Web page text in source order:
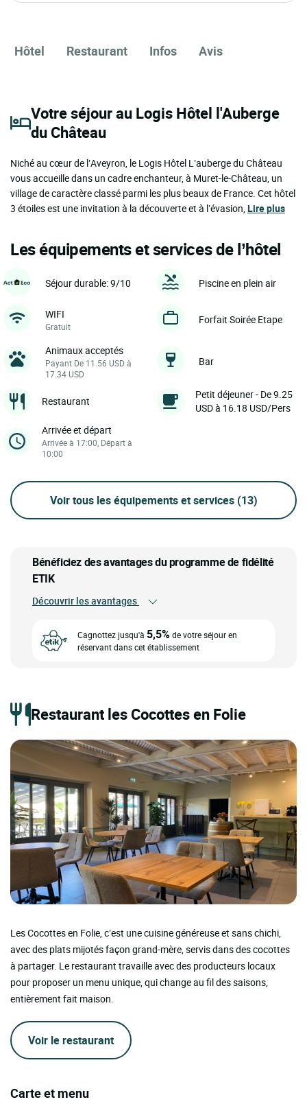
Hôtel Restaurant Infos Avis
Votre séjour au Logis Hôtel l'Auberge
du Château
Niché au cœur de l’Aveyron, le Logis Hôtel L’auberge du Château
vous accueille dans un cadre enchanteur, à Muret-le-Château, un
village de caractère classé parmi les plus beaux de France. Cet hôtel
3 étoiles est une invitation à la découverte et à l’évasion,Lire plus
Les équipements et services de l’hôtel
Séjour durable: 9/10 Piscine en plein air
WIFI
Gratuit
Forfait Soirée Etape
Animaux acceptés
Payant De 11.56 USD à
17.34 USD
Bar
Restaurant
Petit déjeuner - De 9.25
USD à 16.18 USD/Pers
Arrivée et départ
Arrivée à 17:00, Départ à
10:00
Voir tous les équipements et services (13)
Bénéficiez des avantages du programme de fidélité
ETIK
Découvrir les avantages
Cagnottez jusqu'à 5,5%de votre séjour en
réservant dans cet établissement
Restaurant les Cocottes en Folie
Les Cocottes en Folie, c’est une cuisine généreuse et sans chichi,
avec des plats mijotés façon grand-mère, servis dans des cocottes
à partager. Le restaurant travaille avec des producteurs locaux
pour proposer un menu unique, qui change au fil des saisons,
entièrement fait maison.
Voir le restaurant
Carte et menu